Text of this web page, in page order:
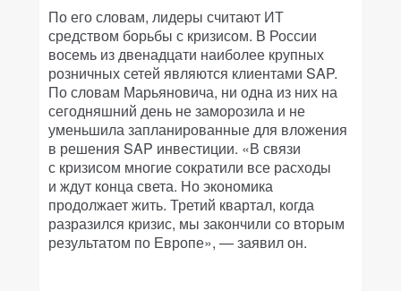
По его словам, лидеры считают ИТ
средством борьбы с кризисом. В России
восемь из двенадцати наиболее крупных
розничных сетей являются клиентами SAP.
По словам Марьяновича, ни одна из них на
сегодняшний день не заморозила и не
уменьшила запланированные для вложения
в решения SAP инвестиции. «В связи
с кризисом многие сократили все расходы
и ждут конца света. Но экономика
продолжает жить. Третий квартал, когда
разразился кризис, мы закончили со вторым
результатом по Европе», — заявил он.